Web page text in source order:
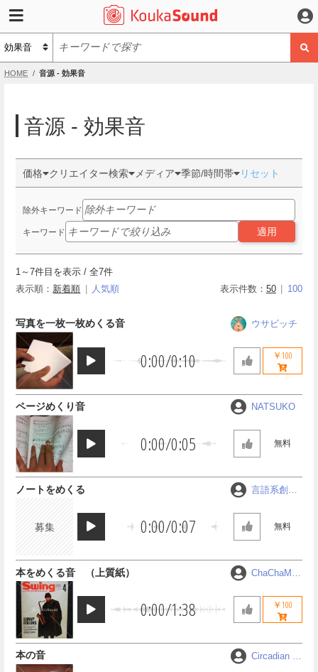
HOME 音源 - 効果音
音源 - 効果音
価格 クリエイター検索 メディア 季節/時間帯 リセット
除外キーワード
キーワード 適用
1 ～7件目を表示 / 全7件
表示順： 新着順 人気順 表示件数： 50 100
0:00/0:10
写真を一枚一枚めくる音 ウサビッチ
￥100
0:00/0:05
ページめくり音 NATSUKO
無料
募集 0:00/0:07
ノートをめくる
言語系創作
ＭＵＮＩＣ
Ａ
無料
0:00/1:38
本をめくる音 （上質紙）
ChaChaMA
￥100
本の音
Circadian R